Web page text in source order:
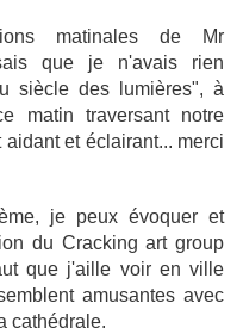
matinales de Mr
que je n'avais rien
siècle des lumières", à
matin traversant notre
et éclairant... merci
je peux évoquer et
du Cracking art group
que j'aille voir en ville
amusantes avec
cathédrale.